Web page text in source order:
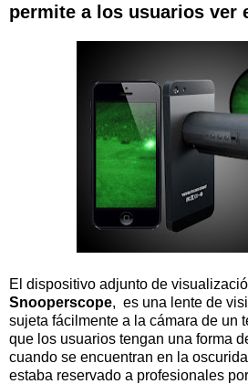
permite a los usuarios ver
El dispositivo adjunto de
Snooperscope, es una lente de
sujeta fácilmente a la cámara de un
que los usuarios tengan una forma
cuando se encuentran en la
estaba reservado a profesionales